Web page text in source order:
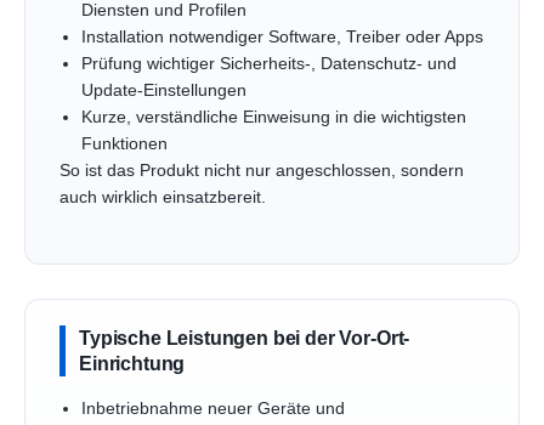
Diensten und Profilen
Installation notwendiger Software, Treiber oder Apps
Prüfung wichtiger Sicherheits-, Datenschutz- und
Update-Einstellungen
Kurze, verständliche Einweisung in die wichtigsten
Funktionen
So ist das Produkt nicht nur angeschlossen, sondern
auch wirklich einsatzbereit.
Typische Leistungen bei der Vor-Ort-
Einrichtung
Inbetriebnahme neuer Geräte und